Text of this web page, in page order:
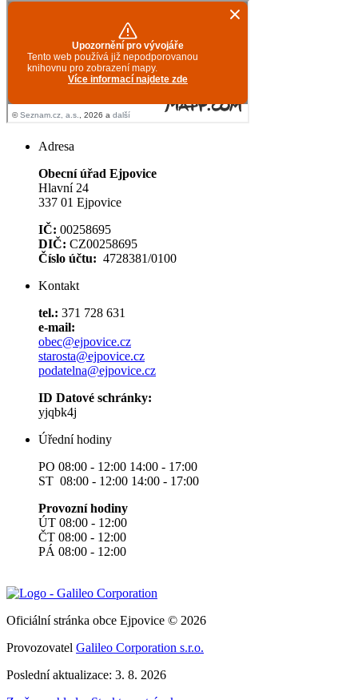
Adresa
Obecní úřad Ejpovice
Hlavní 24
337 01 Ejpovice
IČ: 00258695
DIČ: CZ00258695
Číslo účtu: 4728381/0100
Kontakt
tel.: 371 728 631
e-mail:
obec@ejpovice.cz
starosta@ejpovice.cz
podatelna@ejpovice.cz
ID Datové schránky:
yjqbk4j
Úřední hodiny
PO 08:00 - 12:00 14:00 - 17:00
ST 08:00 - 12:00 14:00 - 17:00
Provozní hodiny
ÚT 08:00 - 12:00
ČT 08:00 - 12:00
PÁ 08:00 - 12:00
Oficiální stránka obce Ejpovice © 2026
Provozovatel Galileo Corporation s.r.o.
Poslední aktualizace: 3. 8. 2026